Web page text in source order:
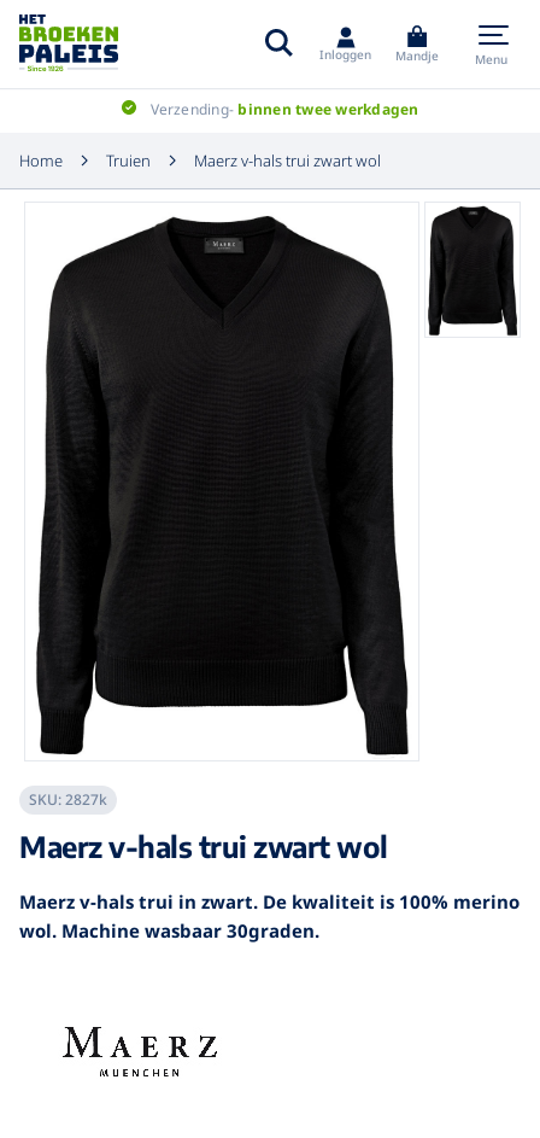
Inloggen Mandje Menu
Verzending- binnen twee werkdagen
Home Truien Maerz v-hals trui zwart wol
SKU:2827k
Maerz v-hals trui zwart wol
Maerz v-hals trui in zwart. De kwaliteit is 100% merino
wol. Machine wasbaar 30graden.